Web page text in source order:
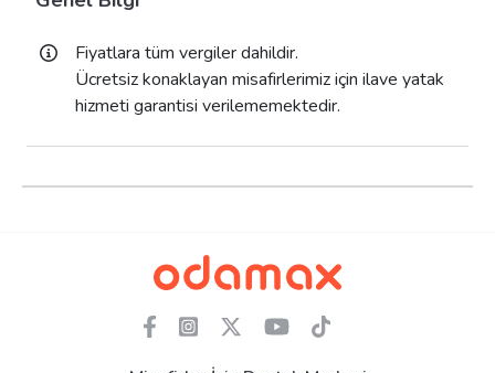
Fiyatlara tüm vergiler dahildir.
Ücretsiz konaklayan misafirlerimiz için ilave yatak
hizmeti garantisi verilememektedir.